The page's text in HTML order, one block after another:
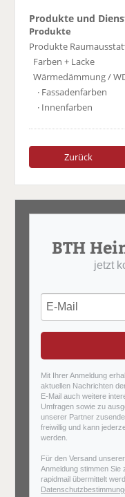
Produkte und
Produkte
Produkte
Farben + Lacke
Wärmedämmung /
· Fassadenfarben
· Innenfarben
Zurück
BTH
jetzt
Mit Ihrer Anmeldung
aktuellen Nachrichten
E-Mail auch weitere
Umfragen sowie zu
unserer Partner
freiwillig und kann
werden.
Für den Versand
Anmeldung stimmen Sie
rapidmail übermittelt